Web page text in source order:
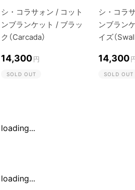
シ・コラサォン / コット
ンブランケット / ブラッ
ク（Carcada）
14,300円
SOLD OUT
シ・コラ
ンブラン
イズ（
14,300
SOLD OUT
loading...
loading...